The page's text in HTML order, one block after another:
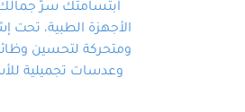
ابتسامتك سرّ جمالك
الأجهزة الطبية، تحت
ومتحركة لتحسين
وعدسات تجميلية